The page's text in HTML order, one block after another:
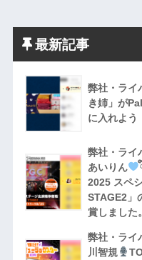
最新記事
弊社・ライ
き姉」が
に入れよう
弊社・ライ
あいりん
2025 スペ
STAGE2」
賞しました。
弊社・ライ
川智規